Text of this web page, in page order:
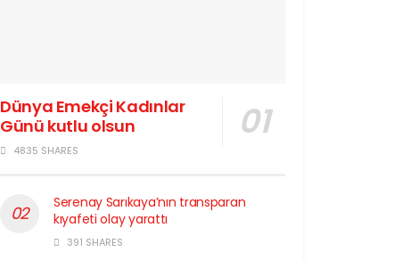
Dünya Emekçi Kadınlar
Günü kutlu olsun
4835 SHARES
Serenay Sarıkaya’nın transparan
kıyafeti olay yarattı
391 SHARES